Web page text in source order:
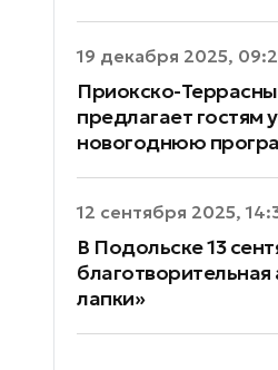
19 декабря 2025,
Приокско-
предлагает гостям
новогоднюю
12 сентября 2025,
В Подольске 13
лапки»